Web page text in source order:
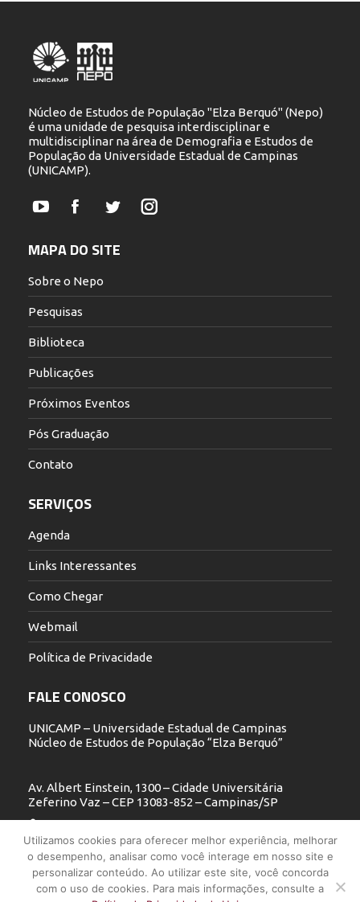
Núcleo de Estudos de População "Elza Berquó" (Nepo)
é uma unidade de pesquisa interdisciplinar e
multidisciplinar na área de Demografia e Estudos de
População da Universidade Estadual de Campinas
(UNICAMP).
YouTubeFacebookTwitterInstagram
MAPA DO SITE
Sobre o Nepo
Pesquisas
Biblioteca
Publicações
Próximos Eventos
Pós Graduação
Contato
SERVIÇOS
Agenda
Links Interessantes
Como Chegar
Webmail
Política de Privacidade
FALE CONOSCO
UNICAMP – Universidade Estadual de Campinas
Núcleo de Estudos de População “Elza Berquó”
Av. Albert Einstein, 1300 – Cidade Universitária
Zeferino Vaz – CEP 13083-852 – Campinas/SP
19 3521.5900
nepo@unicamp.br
Utilizamos cookies para oferecer melhor experiência, melhorar
o desempenho, analisar como você interage em nosso site e
personalizar conteúdo. Ao utilizar este site, você concorda
com o uso de cookies. Para mais informações, consulte a